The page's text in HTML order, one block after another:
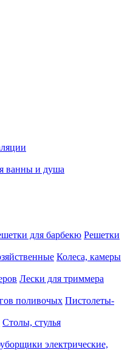
ванны и душа
для барбекю Решетки
Колеса, камеры
Лески для триммера
поливочых Пистолеты-
Столы, стулья
электрические,